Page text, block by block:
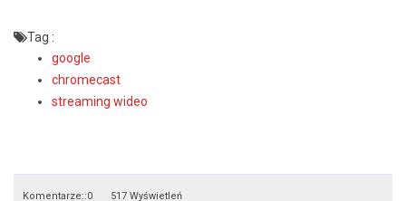
Tag :
google
chromecast
streaming wideo
Komentarze::0 517 Wyświetleń